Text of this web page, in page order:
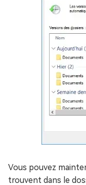
Vous pouvez
trouvent dans le